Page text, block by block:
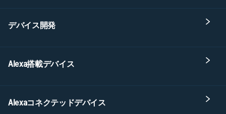
デバイス開発
Alexa搭載デバイス
Alexaコネクテッドデバイス